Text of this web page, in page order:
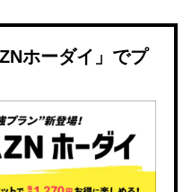
ホーダイ」でプ